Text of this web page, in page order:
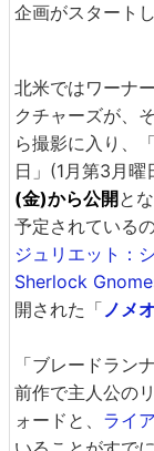
企画がスタートし
北米ではワーナ
クチャーズが、
ら撮影に入り、
日」(1月第3月曜
(金)から公開 と
予定されている
ジュリエット：
Sherlock
開された「ノメ
「ブレードラン
前作で主人公の
ォードと、 ライ